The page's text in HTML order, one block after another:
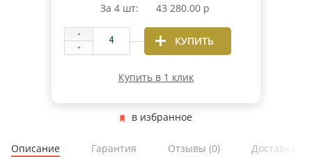
За 4 шт: 43 280.00 р
КУПИТЬ
Купить в 1 клик
в избранное
Описание Гарантия Отзывы (0) Доставка и